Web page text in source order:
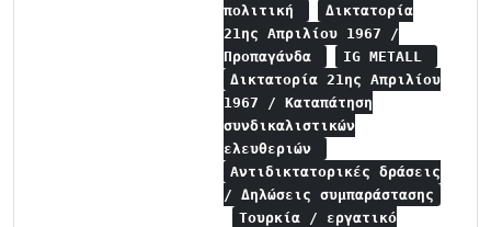
πολιτική
Δικτατορία
21ης Απριλίου 1967 /
Προπαγάνδα
IG METALL
Δικτατορία 21ης Απριλίου
1967 / Καταπάτηση
συνδικαλιστικών
ελευθεριών
Αντιδικτατορικές δράσεις
/ Δηλώσεις συμπαράστασης
Τουρκία / εργατικό